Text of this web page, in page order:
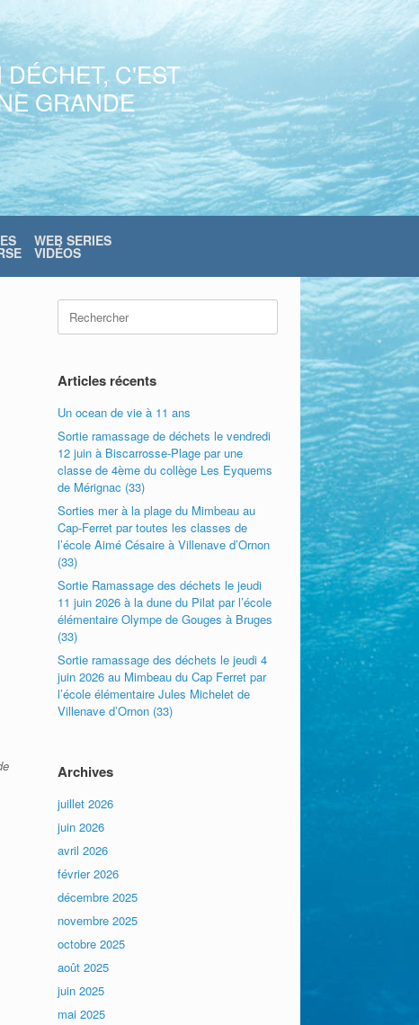
C'EST
GRANDE
WEB SERIES
VIDÉOS
Search
for:
Articles récents
Un ocean de vie à 11 ans
Sortie ramassage de déchets le vendredi
12 juin à Biscarrosse-Plage par une
classe de 4ème du collège Les Eyquems
de Mérignac (33)
Sorties mer à la plage du Mimbeau au
Cap-Ferret par toutes les classes de
l’école Aimé Césaire à Villenave d’Ornon
(33)
Sortie Ramassage des déchets le jeudi
11 juin 2026 à la dune du Pilat par l’école
élémentaire Olympe de Gouges à Bruges
(33)
Sortie ramassage des déchets le jeudi 4
juin 2026 au Mimbeau du Cap Ferret par
l’école élémentaire Jules Michelet de
Villenave d’Ornon (33)
Archives
juillet 2026
juin 2026
avril 2026
février 2026
décembre 2025
novembre 2025
octobre 2025
août 2025
juin 2025
mai 2025